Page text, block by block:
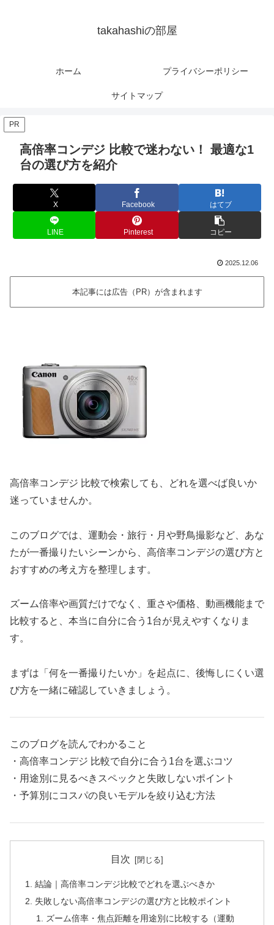
takahashiの部屋
ホーム プライバシーポリシー
サイトマップ
PR
高倍率コンデジ 比較で迷わない！ 最適な1
台の選び方を紹介
X Facebook はてブ
LINE Pinterest コピー
2025.12.06
本記事には広告（PR）が含まれます
高倍率コンデジ 比較で検索しても、どれを選べば良いか
迷っていませんか。
このブログでは、運動会・旅行・月や野鳥撮影など、あな
たが一番撮りたいシーンから、高倍率コンデジの選び方と
おすすめの考え方を整理します。
ズーム倍率や画質だけでなく、重さや価格、動画機能まで
比較すると、本当に自分に合う1台が見えやすくなりま
す。
まずは「何を一番撮りたいか」を起点に、後悔しにくい選
び方を一緒に確認していきましょう。
このブログを読んでわかること
・高倍率コンデジ 比較で自分に合う1台を選ぶコツ
・用途別に見るべきスペックと失敗しないポイント
・予算別にコスパの良いモデルを絞り込む方法
目次
結論｜高倍率コンデジ比較でどれを選ぶべきか
失敗しない高倍率コンデジの選び方と比較ポイント
ズーム倍率・焦点距離を用途別に比較する（運動